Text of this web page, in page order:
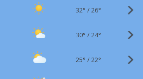
32° /26°
30° /24°
25° /22°